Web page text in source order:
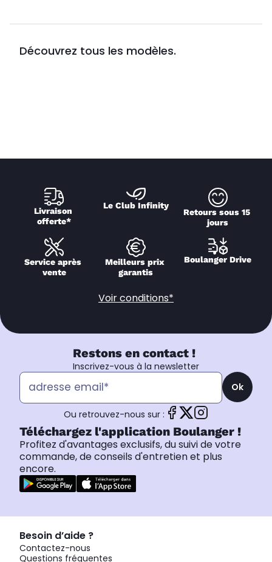
Découvrez tous les modèles.
Livraison
offerte*
Le Club Infinity
Retours sous 15
jours
Service après
vente
Meilleurs prix
garantis
Boulanger Drive
Voir conditions*
Restons en contact !
Inscrivez-vous à la newsletter
Ok
Ou retrouvez-nous sur :
Téléchargez l'application Boulanger !
Profitez d'avantages exclusifs, du suivi de votre
commande, de conseils d'entretien et plus
encore.
Besoin d’aide ?
Contactez-nous
Questions fréquentes